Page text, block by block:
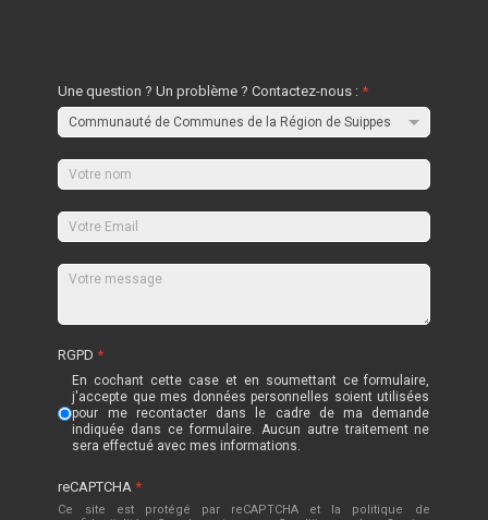
Une question ? Un problème ? Contactez-nous :*
RGPD*
En cochant cette case et en soumettant ce formulaire,
j'accepte que mes données personnelles soient utilisées
pour me recontacter dans le cadre de ma demande
indiquée dans ce formulaire. Aucun autre traitement ne
sera effectué avec mes informations.
reCAPTCHA*
Ce site est protégé par reCAPTCHA et la politique de